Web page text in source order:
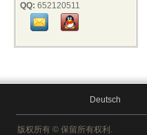
QQ: 652120511
Deutsch
版权所有 © 保留所有权利.